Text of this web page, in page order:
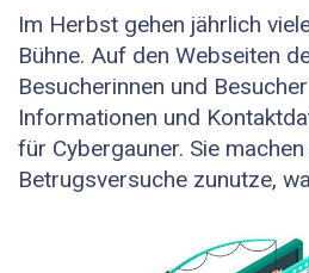
Im Herbst gehen jährlich
Bühne. Auf den Webseiten
Besucherinnen und
Informationen und
für Cybergauner. Sie
Betrugsversuche zunutze,